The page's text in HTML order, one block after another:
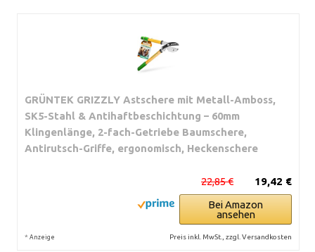
GRÜNTEK GRIZZLY Astschere mit Metall-Amboss,
SK5-Stahl & Antihaftbeschichtung – 60mm
Klingenlänge, 2-fach-Getriebe Baumschere,
Antirutsch-Griffe, ergonomisch, Heckenschere
19,42 €
22,85 €
Bei Amazon
ansehen
* Anzeige Preis inkl. MwSt., zzgl. Versandkosten